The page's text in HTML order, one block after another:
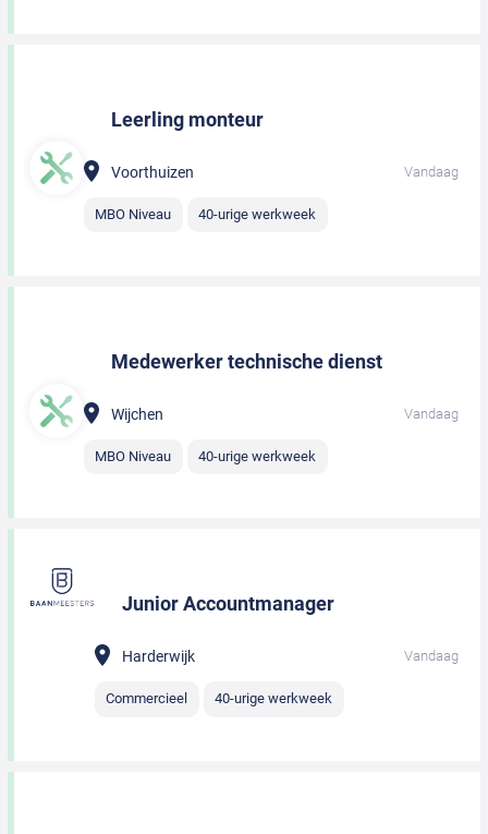
Leerling monteur
Voorthuizen Vandaag
MBO Niveau 40-urige werkweek
Medewerker technische dienst
Wijchen Vandaag
MBO Niveau 40-urige werkweek
Junior Accountmanager
Harderwijk Vandaag
Commercieel 40-urige werkweek